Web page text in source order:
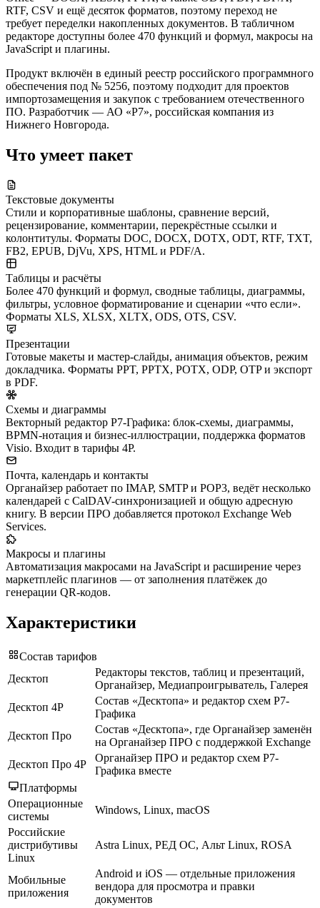
RTF, CSV и ещё десяток форматов, поэтому переход не
требует переделки накопленных документов. В табличном
редакторе доступны более 470 функций и формул, макросы на
JavaScript и плагины.
Продукт включён в единый реестр российского программного
обеспечения под № 5256, поэтому подходит для проектов
импортозамещения и закупок с требованием отечественного
ПО. Разработчик — АО «Р7», российская компания из
Нижнего Новгорода.
Что умеет пакет
Текстовые документы
Стили и корпоративные шаблоны, сравнение версий,
рецензирование, комментарии, перекрёстные ссылки и
колонтитулы. Форматы DOC, DOCX, DOTX, ODT, RTF, TXT,
FB2, EPUB, DjVu, XPS, HTML и PDF/A.
Таблицы и расчёты
Более 470 функций и формул, сводные таблицы, диаграммы,
фильтры, условное форматирование и сценарии «что если».
Форматы XLS, XLSX, XLTX, ODS, OTS, CSV.
Презентации
Готовые макеты и мастер-слайды, анимация объектов, режим
докладчика. Форматы PPT, PPTX, POTX, ODP, OTP и экспорт
в PDF.
Схемы и диаграммы
Векторный редактор Р7-Графика: блок-схемы, диаграммы,
BPMN-нотация и бизнес-иллюстрации, поддержка форматов
Visio. Входит в тарифы 4Р.
Почта, календарь и контакты
Органайзер работает по IMAP, SMTP и POP3, ведёт несколько
календарей с CalDAV-синхронизацией и общую адресную
книгу. В версии ПРО добавляется протокол Exchange Web
Services.
Макросы и плагины
Автоматизация макросами на JavaScript и расширение через
маркетплейс плагинов — от заполнения платёжек до
генерации QR-кодов.
Характеристики
Состав тарифов
Десктоп
Редакторы текстов, таблиц и презентаций,
Органайзер, Медиапроигрыватель, Галерея
Десктоп 4Р
Состав «Десктопа» и редактор схем Р7-
Графика
Десктоп Про
Состав «Десктопа», где Органайзер заменён
на Органайзер ПРО с поддержкой Exchange
Десктоп Про 4Р
Органайзер ПРО и редактор схем Р7-
Графика вместе
Платформы
Операционные
системы
Windows, Linux, macOS
Российские
дистрибутивы
Linux
Astra Linux, РЕД ОС, Альт Linux, ROSA
Мобильные
приложения
Android и iOS — отдельные приложения
вендора для просмотра и правки
документов